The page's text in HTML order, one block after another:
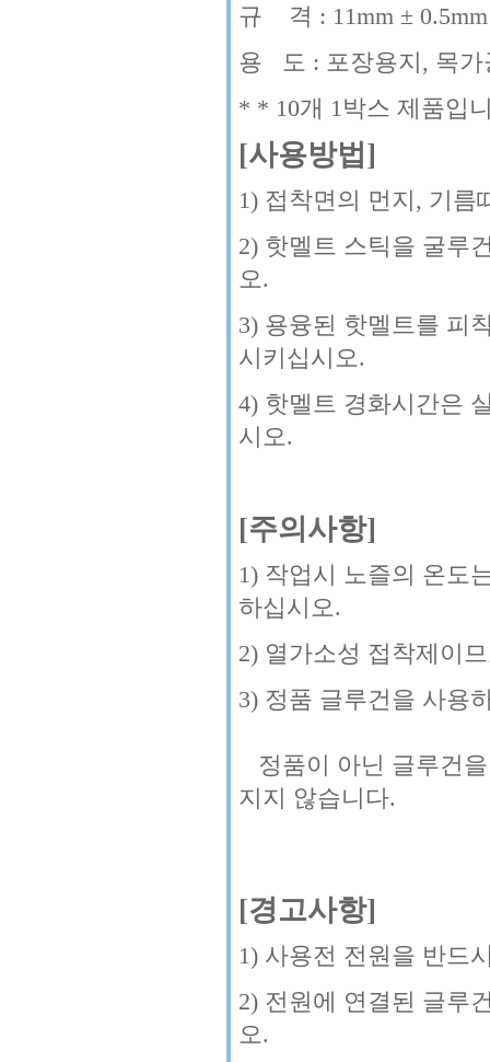
규 격 : 11mm ±
용 도 : 포장용지, 목가
* * 10개 1박스 제품입
[사용방법]
1) 접착면의 먼지, 기름
2) 핫멜트 스틱을 굴루
오.
3) 용융된 핫멜트를 피
시키십시오.
4) 핫멜트 경화시간은
시오.
[주의사항]
1) 작업시 노즐의 온도
하십시오.
2) 열가소성 접착제이
3) 정품 글루건을 사용
정품이 아닌 글루건
지지 않습니다.
[경고사항]
1) 사용전 전원을 반드
2) 전원에 연결된 글루
오.